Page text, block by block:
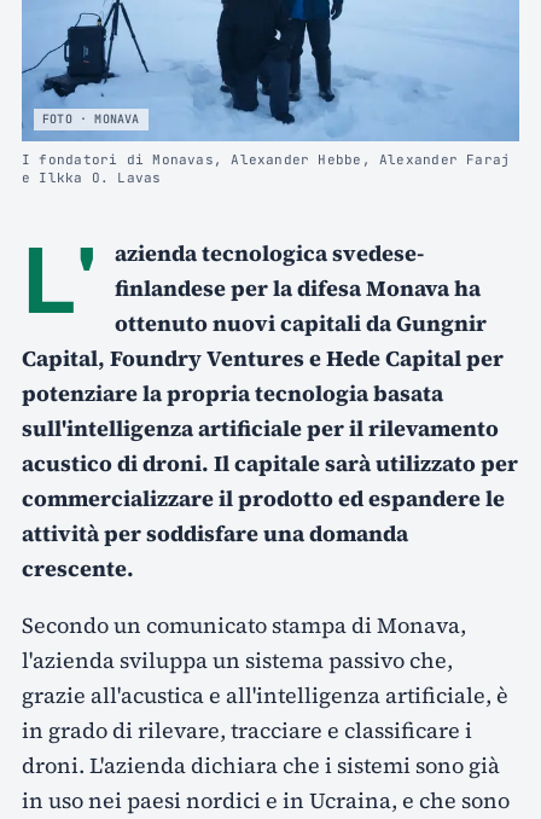
FOTO · MONAVA
I fondatori di Monavas, Alexander Hebbe, Alexander Faraj
e Ilkka O. Lavas
L'
azienda tecnologica svedese-
finlandese per la difesa Monava ha
ottenuto nuovi capitali da Gungnir
Capital, Foundry Ventures e Hede Capital per
potenziare la propria tecnologia basata
sull'intelligenza artificiale per il rilevamento
acustico di droni. Il capitale sarà utilizzato per
commercializzare il prodotto ed espandere le
attività per soddisfare una domanda
crescente.
Secondo un comunicato stampa di Monava,
l'azienda sviluppa un sistema passivo che,
grazie all'acustica e all'intelligenza artificiale, è
in grado di rilevare, tracciare e classificare i
droni. L'azienda dichiara che i sistemi sono già
in uso nei paesi nordici e in Ucraina, e che sono